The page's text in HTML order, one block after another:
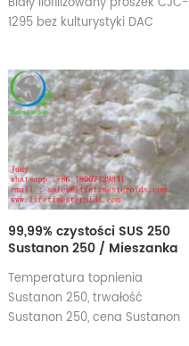
1295 bez kulturystyki DAC
99,99% czystości SUS 250
Sustanon 250 / Mieszanka
anaboliczne
Temperatura topnienia
Sustanon 250, trwałość
Sustanon 250, cena Sustanon